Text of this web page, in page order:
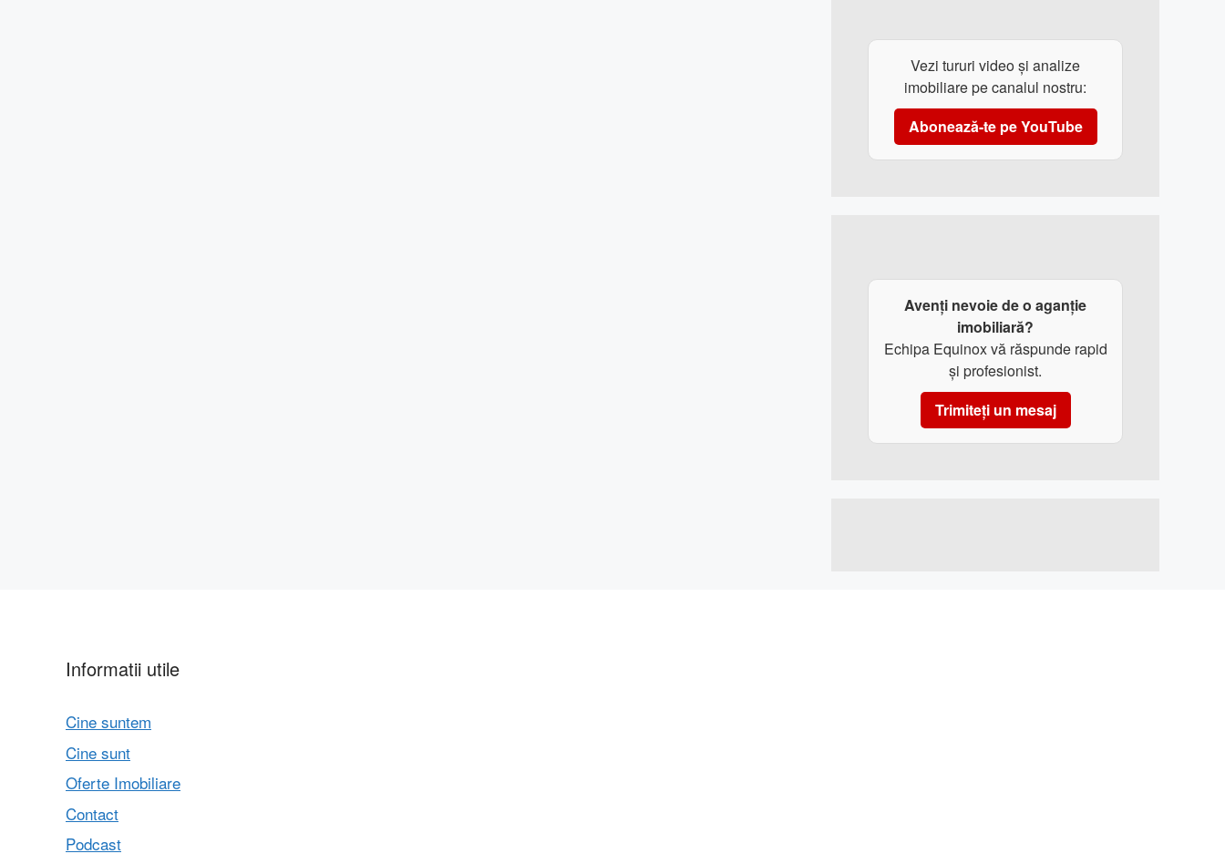
Vezi tururi video și analize
imobiliare pe canalul nostru:
Abonează-te pe YouTube
Avenți nevoie de o aganție
imobiliară?
Echipa Equinox vă răspunde rapid
și profesionist.
Trimiteți un mesaj
Informatii utile
Cine suntem
Cine sunt
Oferte Imobiliare
Contact
Podcast